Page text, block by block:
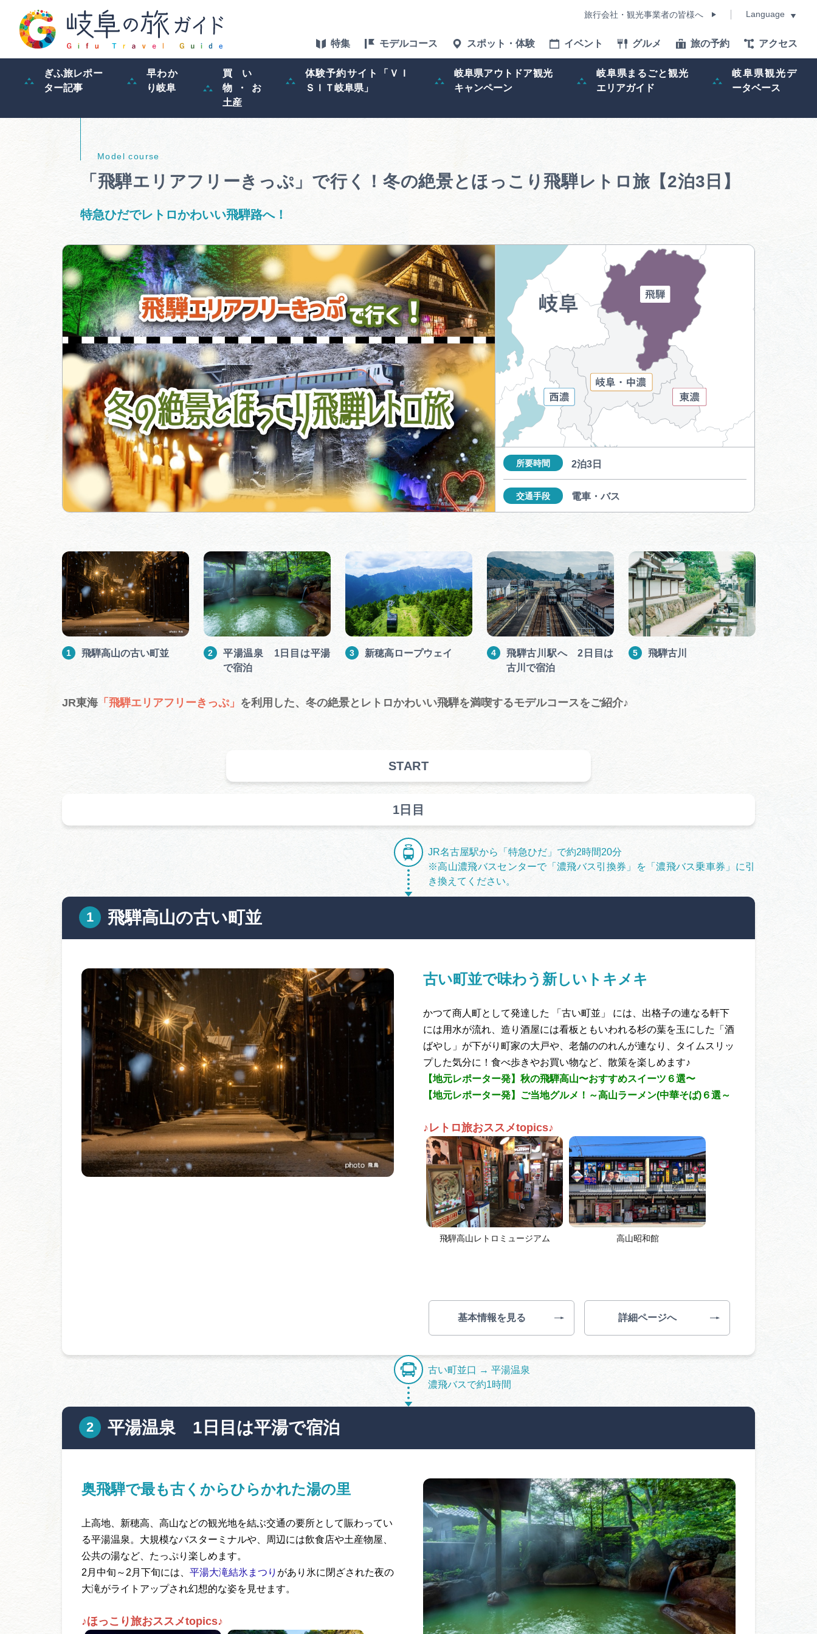
旅行会社・観光事業者の皆様へ Language
特集 モデルコース スポット・体験 イベント グルメ 旅の予約 アクセス
ぎふ旅レポー
ター記事
早わか
り岐阜
買い
物・お
土産
体験予約サイト「ＶＩ
ＳＩＴ岐阜県」
岐阜県アウトドア観光
キャンペーン
岐阜県まるごと観光
エリアガイド
岐阜県観光デ
ータベース
旅の予約
ぎふ旅レポーター記事 早わかり岐阜
買い物・お土産
体験予約サイト「ＶＩＳＩＴ
岐阜県」
岐阜県アウトドア観光キャン
ペーン
岐阜県まるごと観光エリアガ
イド
岐阜県観光データベース
旅行会社・観光事業者の皆様へ フォトライブラリー
動画ライブラリー お問い合わせ
「飛騨エリアフリーきっぷ」で行く！冬の絶景とほっこり飛騨レトロ旅【2泊3日】
特急ひだでレトロかわいい飛騨路へ！
所要時間 2泊3日
交通手段 電車・バス
飛騨高山の古い町並
平湯温泉 1日目は平湯
で宿泊
新穂高ロープウェイ
飛騨古川駅へ 2日目は
古川で宿泊
飛騨古川
JR東海 「飛騨エリアフリーきっぷ」 を利用した、冬の絶景とレトロかわいい飛騨を満喫するモデルコースをご紹介♪
START
1日目
JR名古屋駅から「特急ひだ」で約2時間20分
※高山濃飛バスセンターで「濃飛バス引換券」を「濃飛バス乗車券」に引
き換えてください。
飛騨高山の古い町並
古い町並で味わう新しいトキメキ
かつて商人町として発達した 「古い町並」 には、出格子の連なる軒下
には用水が流れ、造り酒屋には看板ともいわれる杉の葉を玉にした「酒
ばやし」が下がり町家の大戸や、老舗ののれんが連なり、タイムスリッ
プした気分に！食べ歩きやお買い物など、散策を楽しめます♪
【地元レポーター発】秋の飛騨高山〜おすすめスイーツ６選〜
【地元レポーター発】ご当地グルメ！～高山ラーメン(中華そば)６選～
♪レトロ旅おススメtopics♪
飛騨高山レトロミュージアム 高山昭和館
基本情報を見る 詳細ページへ
古い町並口 → 平湯温泉
濃飛バスで約1時間
平湯温泉 1日目は平湯で宿泊
奥飛騨で最も古くからひらかれた湯の里
上高地、新穂高、高山などの観光地を結ぶ交通の要所として賑わってい
る平湯温泉。大規模なバスターミナルや、周辺には飲食店や土産物屋、
公共の湯など、たっぷり楽しめます。
2月中旬～2月下旬には、 平湯大滝結氷まつり があり氷に閉ざされた夜の
大滝がライトアップされ幻想的な姿を見せます。
♪ほっこり旅おススメtopics♪